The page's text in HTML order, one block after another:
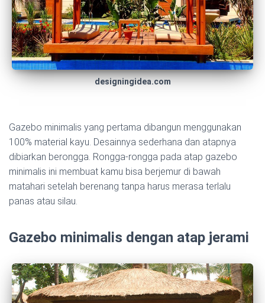
designingidea.com
Gazebo minimalis yang pertama dibangun menggunakan
100% material kayu. Desainnya sederhana dan atapnya
dibiarkan berongga. Rongga-rongga pada atap gazebo
minimalis ini membuat kamu bisa berjemur di bawah
matahari setelah berenang tanpa harus merasa terlalu
panas atau silau.
Gazebo minimalis dengan atap jerami